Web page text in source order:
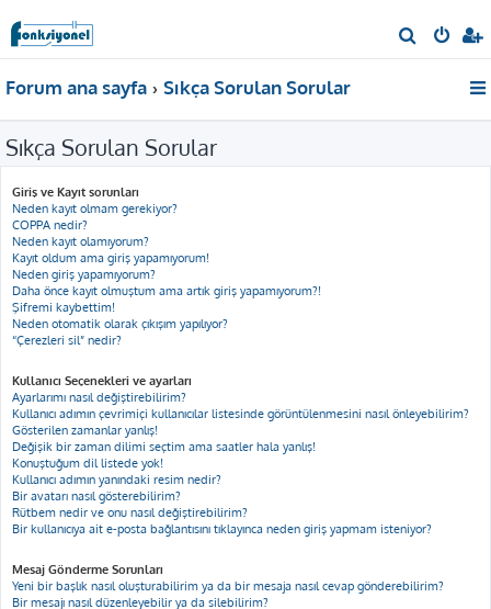
r
Forum ana sayfa Sıkça Sorulan Sorular
Sıkça Sorulan Sorular
Giriş ve Kayıt sorunları
Neden kayıt olmam gerekiyor?
COPPA nedir?
Neden kayıt olamıyorum?
Kayıt oldum ama giriş yapamıyorum!
Neden giriş yapamıyorum?
Daha önce kayıt olmuştum ama artık giriş yapamıyorum?!
Şifremi kaybettim!
Neden otomatik olarak çıkışım yapılıyor?
“Çerezleri sil” nedir?
Kullanıcı Seçenekleri ve ayarları
Ayarlarımı nasıl değiştirebilirim?
Kullanıcı adımın çevrimiçi kullanıcılar listesinde görüntülenmesini nasıl önleyebilirim?
Gösterilen zamanlar yanlış!
Değişik bir zaman dilimi seçtim ama saatler hala yanlış!
Konuştuğum dil listede yok!
Kullanıcı adımın yanındaki resim nedir?
Bir avatarı nasıl gösterebilirim?
Rütbem nedir ve onu nasıl değiştirebilirim?
Bir kullanıcıya ait e-posta bağlantısını tıklayınca neden giriş yapmam isteniyor?
Mesaj Gönderme Sorunları
Yeni bir başlık nasıl oluşturabilirim ya da bir mesaja nasıl cevap gönderebilirim?
Bir mesajı nasıl düzenleyebilir ya da silebilirim?